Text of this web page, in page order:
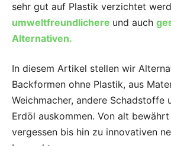
sehr gut auf Plastik verzichtet
umweltfreundlichere und auch
Alternativen.
In diesem Artikel stellen wir
Backformen ohne Plastik, aus
Weichmacher, andere Schadstoffe
Erdöl auskommen. Von alt
vergessen bis hin zu innovativen